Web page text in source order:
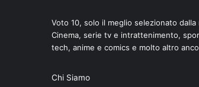
Voto 10, solo il meglio selezionato
Cinema, serie tv e intrattenimento,
tech, anime e comics e molto altro
Chi Siamo